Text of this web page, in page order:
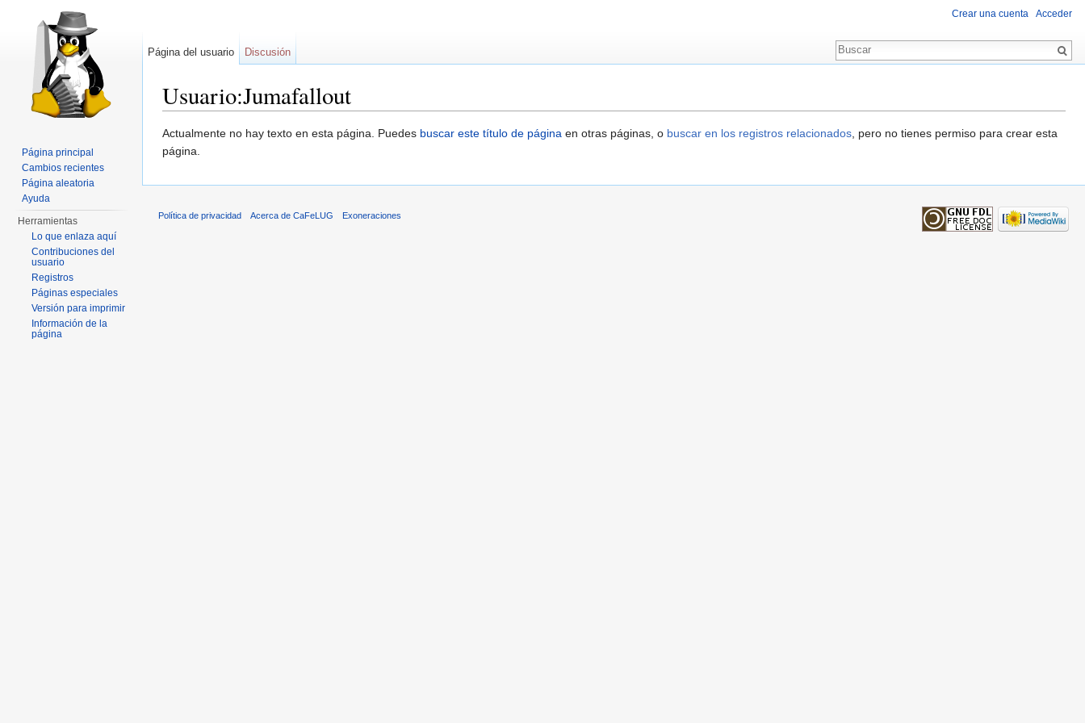
Usuario:Jumafallout
Actualmente no hay texto en esta página. Puedes buscar este título de página en otras páginas, o buscar en los registros relacionados, pero no tienes permiso para crear esta
página.
Crear una cuenta Acceder
Página del usuario Discusión
Página principal
Cambios recientes
Página aleatoria
Ayuda
Herramientas
Lo que enlaza aquí
Contribuciones del
usuario
Registros
Páginas especiales
Versión para imprimir
Información de la
página
Política de privacidad Acerca de CaFeLUG Exoneraciones